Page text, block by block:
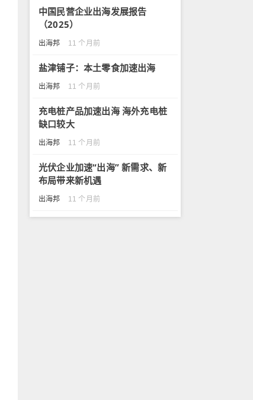
中国民营企业出海发展报告
（2025）
出海邦 11 个月前
盐津铺子：本土零食加速出海
出海邦 11 个月前
充电桩产品加速出海 海外充电桩
缺口较大
出海邦 11 个月前
光伏企业加速“出海” 新需求、新
布局带来新机遇
出海邦 11 个月前